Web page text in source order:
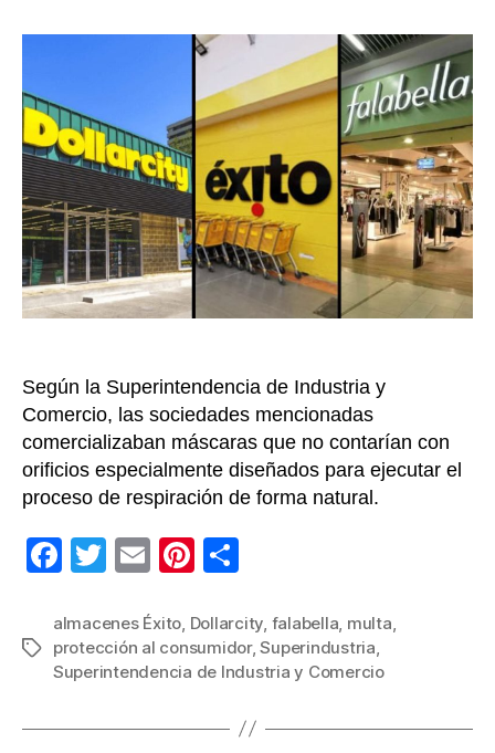
entrada
Éxito
y
por
de
los
Según la Superintendencia de Industria y
Comercio, las sociedades mencionadas
comercializaban máscaras que no contarían con
orificios especialmente diseñados para ejecutar el
proceso de respiración de forma natural.
F
c
e
o
T
tt
er
E
ail
Pi
er
e
m
p
tir
Etiquetas
almacenes Éxito Dollarcity falabella multa
protección al consumidor,Superindustria
Superintendencia de Industria y Comercio